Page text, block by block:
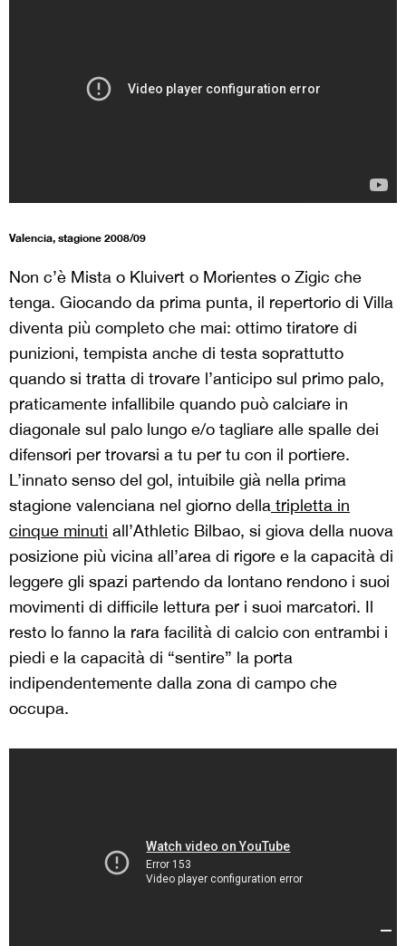
Valencia, stagione 2008/09
Non c’è Mista o Kluivert o Morientes o Zigic che
tenga. Giocando da prima punta, il repertorio di Villa
diventa più completo che mai: ottimo tiratore di
punizioni, tempista anche di testa soprattutto
quando si tratta di trovare l’anticipo sul primo palo,
praticamente infallibile quando può calciare in
diagonale sul palo lungo e/o tagliare alle spalle dei
difensori per trovarsi a tu per tu con il portiere.
L’innato senso del gol, intuibile già nella prima
stagione valenciana nel giorno della tripletta in
cinque minuti all’Athletic Bilbao, si giova della nuova
posizione più vicina all’area di rigore e la capacità di
leggere gli spazi partendo da lontano rendono i suoi
movimenti di difficile lettura per i suoi marcatori. Il
resto lo fanno la rara facilità di calcio con entrambi i
piedi e la capacità di “sentire” la porta
indipendentemente dalla zona di campo che
occupa.